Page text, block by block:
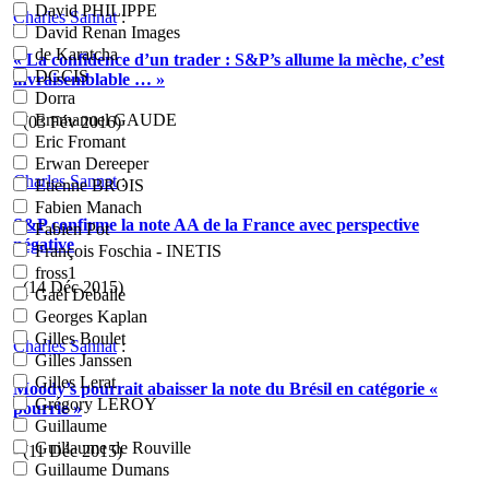
David PHILIPPE
David Renan Images
de Karatcha
DGCIS
Dorra
Emmanuel GAUDE
Eric Fromant
Erwan Dereeper
Etienne BROIS
Fabien Manach
Fabien Pot
François Foschia - INETIS
fross1
Gaël Deballe
Georges Kaplan
Gilles Boulet
Gilles Janssen
Gilles Lerat
Grégory LEROY
Guillaume
Guillaume de Rouville
Guillaume Dumans
Charles Sannat:
« La confidence d’un trader : S&P’s allume la mèche, c’est
invraisemblable … »
- (03 Fév 2016)
Charles Sannat:
S&P confirme la note AA de la France avec perspective
négative
- (14 Déc 2015)
Charles Sannat:
Moody’s pourrait abaisser la note du Brésil en catégorie «
pourrie »
- (11 Déc 2015)